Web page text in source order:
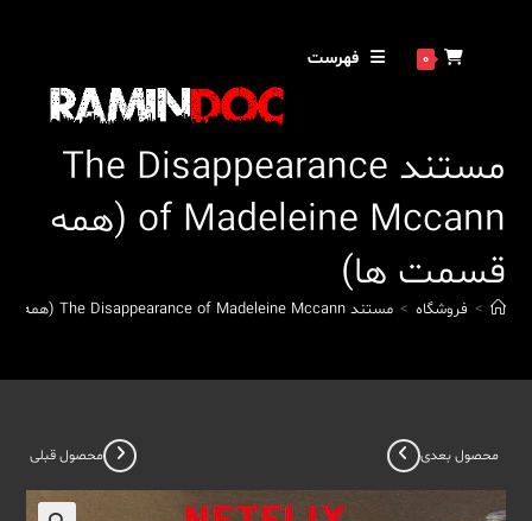
0 فهرست
مستند The Disappearance
of Madeleine Mccann (همه
قسمت ها)
> فروشگاه > مستند The Disappearance of Madeleine Mccann (همه قسمت ها)
محصول قبلی محصول بعدی